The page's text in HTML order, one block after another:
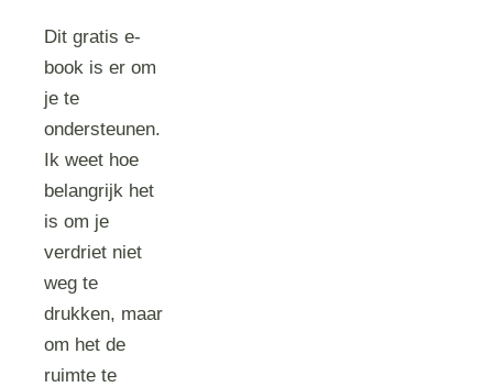
Dit gratis e-
book is er om
je te
ondersteunen.
Ik weet hoe
belangrijk het
is om je
verdriet niet
weg te
drukken, maar
om het de
ruimte te